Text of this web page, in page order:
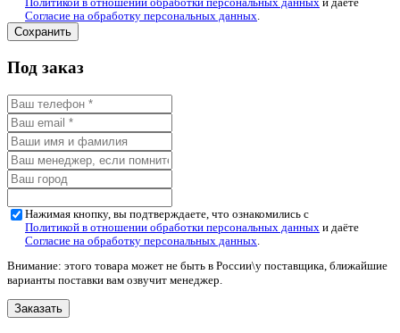
Согласие на обработку персональных данных.
Под заказ
Нажимая кнопку, вы подтверждаете, что ознакомились с
Политикой в отношении обработки персональных данных и даёте
Согласие на обработку персональных данных
Внимание: этого товара может не быть в России\у поставщика, ближайшие
варианты поставки вам озвучит менеджер.